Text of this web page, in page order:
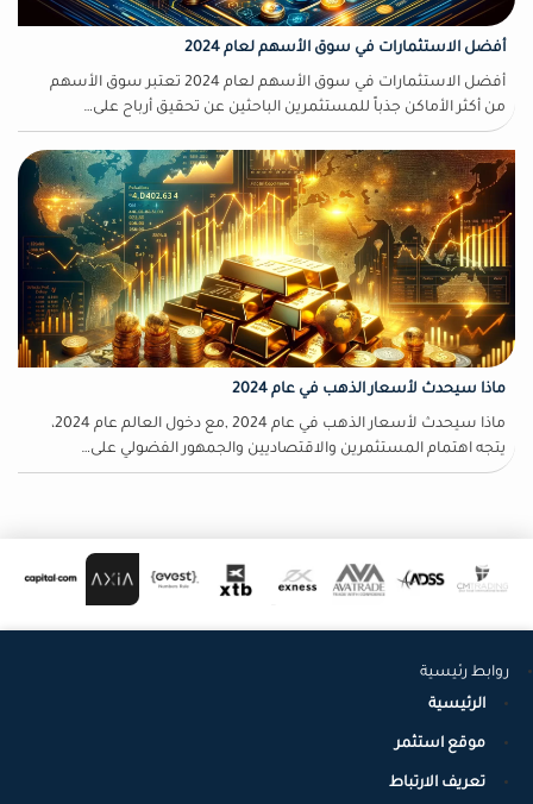
أفضل الاستثمارات في سوق الأسهم لعام 2024
أفضل الاستثمارات في سوق الأسهم لعام 2024 تعتبر سوق الأسهم
من أكثر الأماكن جذباً للمستثمرين الباحثين عن تحقيق أرباح على…
ماذا سيحدث لأسعار الذهب في عام 2024
ماذا سيحدث لأسعار الذهب في عام 2024 ,مع دخول العالم عام 2024،
يتجه اهتمام المستثمرين والاقتصاديين والجمهور الفضولي على…
روابط رئيسية
الرئيسية
موقع استثمر
تعريف الارتباط